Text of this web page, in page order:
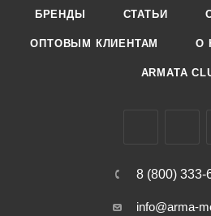
БРЕНДЫ СТАТЬИ
ОПТОВЫМ КЛИЕНТАМ О
ARMATA
8 (800) 333-
info@arma-